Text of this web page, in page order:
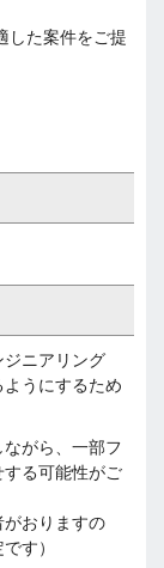
した案件をご提
ジニアリング
ようにするため
がら、一部フ
る可能性がご
がおりますの
す）